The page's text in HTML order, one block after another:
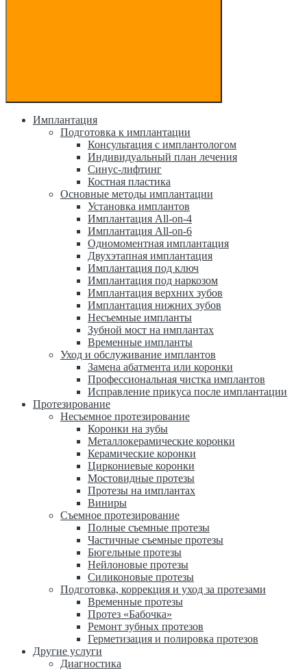
Имплантация
Подготовка к имплантации
Консультация с имплантологом
Индивидуальный план лечения
Синус-лифтинг
Костная пластика
Основные методы имплантации
Установка имплантов
Имплантация All-on-4
Имплантация All-on-6
Одномоментная имплантация
Двухэтапная имплантация
Имплантация под ключ
Имплантация под наркозом
Имплантация верхних зубов
Имплантация нижних зубов
Несъемные импланты
Зубной мост на имплантах
Временные импланты
Уход и обслуживание имплантов
Замена абатмента или коронки
Профессиональная чистка имплантов
Исправление прикуса после имплантации
Протезирование
Несъемное протезирование
Коронки на зубы
Металлокерамические коронки
Керамические коронки
Циркониевые коронки
Мостовидные протезы
Протезы на имплантах
Виниры
Съемное протезирование
Полные съемные протезы
Частичные съемные протезы
Бюгельные протезы
Нейлоновые протезы
Силиконовые протезы
Подготовка, коррекция и уход за протезами
Временные протезы
Протез «Бабочка»
Ремонт зубных протезов
Герметизация и полировка протезов
Другие услуги
Диагностика